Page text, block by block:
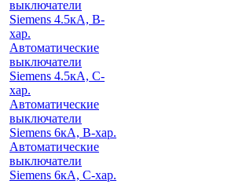
выключатели
Siemens 4.5кА, B-
хар.
Автоматические
выключатели
Siemens 4.5кА, C-
хар.
Автоматические
выключатели
Siemens 6кА, B-хар.
Автоматические
выключатели
Siemens 6кА, С-хар.